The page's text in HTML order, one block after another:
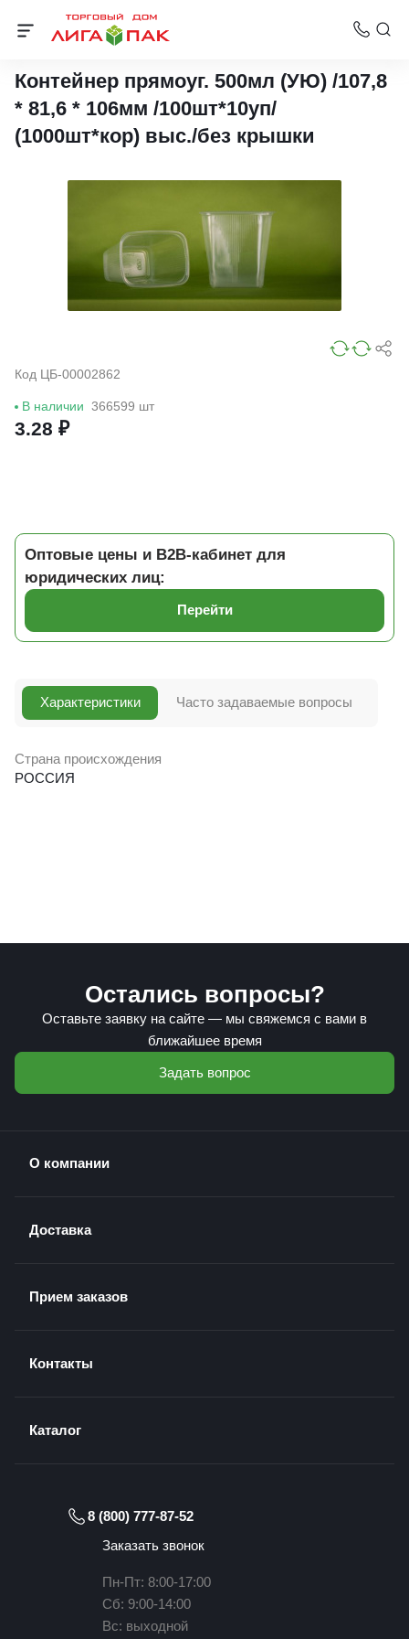
Контейнеры Упакс-Юнити
Контейнер прямоуг. 500мл (УЮ) /107,8
* 81,6 * 106мм /100шт*10уп/
(1000шт*кор) выс./без крышки
Код ЦБ-00002862
В наличии 366599 шт
3.28 ₽
Оптовые цены и B2B-кабинет для
юридических лиц:
Перейти
Характеристики
Страна происхождения
РОССИЯ
Часто задаваемые вопросы
Остались вопросы?
Оставьте заявку на сайте — мы свяжемся с вами в
ближайшее время
Задать вопрос
О компании
Доставка
Прием заказов
Контакты
Каталог
8 (800) 777-87-52
Заказать звонок
Пн-Пт: 8:00-17:00
Сб: 9:00-14:00
Вс: выходной